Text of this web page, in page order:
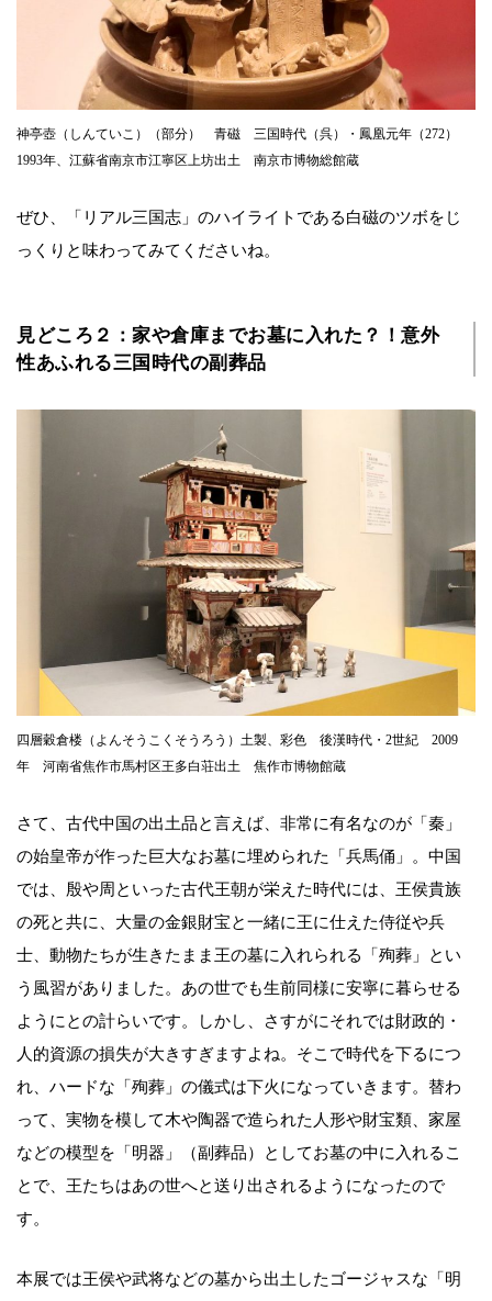
神亭壺（しんていこ）（部分） 青磁 三国時代（呉）・鳳凰元年（272）
1993年、江蘇省南京市江寧区上坊出土 南京市博物総館蔵
ぜひ、「リアル三国志」のハイライトである白磁のツボをじ
っくりと味わってみてくださいね。
見どころ２：家や倉庫までお墓に入れた？！意外
性あふれる三国時代の副葬品
四層穀倉楼（よんそうこくそうろう）土製、彩色 後漢時代・2世紀 2009
年 河南省焦作市馬村区王多白荘出土 焦作市博物館蔵
さて、古代中国の出土品と言えば、非常に有名なのが「秦」
の始皇帝が作った巨大なお墓に埋められた「兵馬俑」。中国
では、殷や周といった古代王朝が栄えた時代には、王侯貴族
の死と共に、大量の金銀財宝と一緒に王に仕えた侍従や兵
士、動物たちが生きたまま王の墓に入れられる「殉葬」とい
う風習がありました。あの世でも生前同様に安寧に暮らせる
ようにとの計らいです。しかし、さすがにそれでは財政的・
人的資源の損失が大きすぎますよね。そこで時代を下るにつ
れ、ハードな「殉葬」の儀式は下火になっていきます。替わ
って、実物を模して木や陶器で造られた人形や財宝類、家屋
などの模型を「明器」（副葬品）としてお墓の中に入れるこ
とで、王たちはあの世へと送り出されるようになったので
す。
本展では王侯や武将などの墓から出土したゴージャスな「明